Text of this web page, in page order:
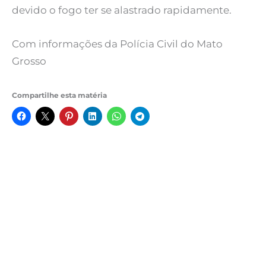
devido o fogo ter se alastrado rapidamente.
Com informações da Polícia Civil do Mato
Grosso
Compartilhe esta matéria